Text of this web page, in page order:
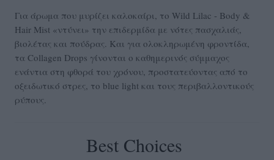
Για άρωμα που μυρίζει καλοκαίρι, το Wild Lilac - Body &
Hair Mist «ντύνει» την επιδερμίδα με νότες πασχαλιάς,
βιολέτας και πούδρας. Και για ολοκληρωμένη φροντίδα,
τα Collagen Drops γίνονται ο καθημερινός σύμμαχος
ενάντια στη φθορά του χρόνου, προστατεύοντας από το
οξειδωτικό στρες, το blue light και τους περιβαλλοντικούς
ρύπους.
Best Choices